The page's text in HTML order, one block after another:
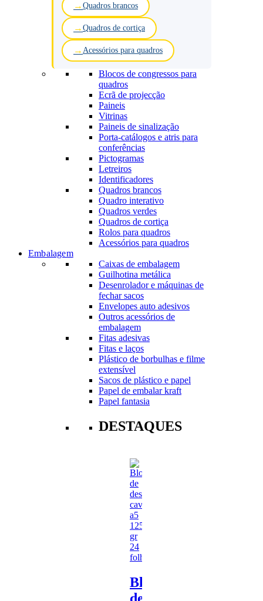
Quadros brancos
Quadros de cortiça
Acessórios para quadros
Blocos de congressos para
quadros
Ecrã de projecção
Paineis
Vitrinas
Paineis de sinalização
Porta-catálogos e atris para
conferências
Pictogramas
Letreiros
Identificadores
Quadros brancos
Quadro interativo
Quadros verdes
Quadros de cortiça
Rolos para quadros
Acessórios para quadros
Embalagem
Caixas de embalagem
Guilhotina metálica
Desenrolador e máquinas de
fechar sacos
Envelopes auto adesivos
Outros acessórios de
embalagem
Fitas adesivas
Fitas e laços
Plástico de borbulhas e filme
extensível
Sacos de plástico e papel
Papel de embalar kraft
Papel fantasia
DESTAQUES
Bloco
de